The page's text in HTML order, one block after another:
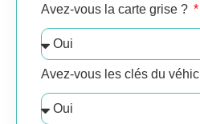
Avez-vous la carte grise ?
Avez-vous les clés du